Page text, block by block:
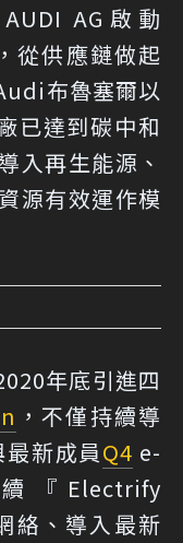
AG啟動
從供應鏈做起
布魯塞爾以
已達到碳中和
入再生能源、
源有效運作模
年底引進四
，不僅持續導
新成員Q4 e-
『Electrify
絡、導入最新